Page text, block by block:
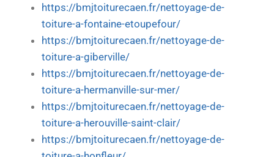
https://bmjtoiturecaen.fr/nettoyage-de-
toiture-a-fontaine-etoupefour/
https://bmjtoiturecaen.fr/nettoyage-de-
toiture-a-giberville/
https://bmjtoiturecaen.fr/nettoyage-de-
toiture-a-hermanville-sur-mer/
https://bmjtoiturecaen.fr/nettoyage-de-
toiture-a-herouville-saint-clair/
https://bmjtoiturecaen.fr/nettoyage-de-